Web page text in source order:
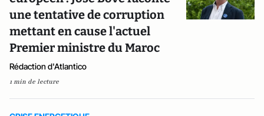
une tentative de corruption
mettant en cause l'actuel
Premier ministre du Maroc
Rédaction d'Atlantico
1 min de lecture